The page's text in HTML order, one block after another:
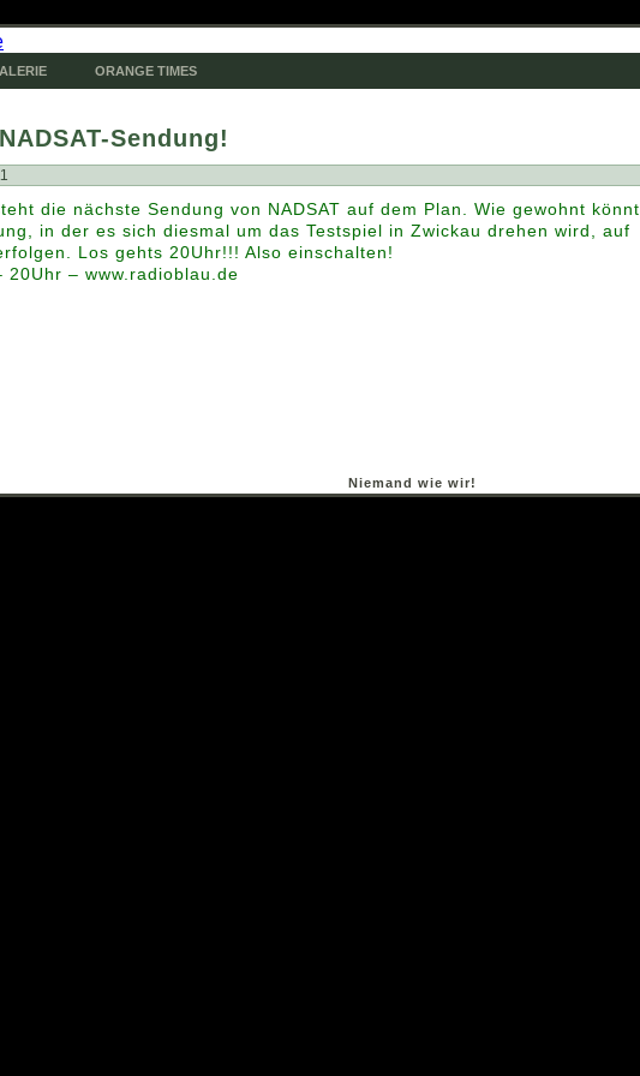
ORANGE TIMES
Sendung!
die nächste Sendung von NADSAT auf dem Plan. Wie gewohnt könnt
in der es sich diesmal um das Testspiel in Zwickau drehen wird, auf
Los gehts 20Uhr!!! Also einschalten!
20Uhr – www.radioblau.de
Niemand wie wir!